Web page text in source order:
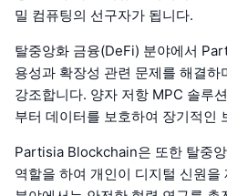
밀 컴퓨팅의 선구자가 됩니다.
탈중앙화 금융(DeFi) 분야에서
용성과 확장성 관련 문제를 해결
강조합니다. 양자 저항 MPC 솔루
부터 데이터를 보호하여 장기적인
Partisia Blockchain은 또한 탈중
역할을 하여 개인이 디지털 신원